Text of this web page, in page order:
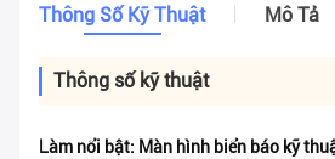
Thông Số Kỹ Thuật Mô Tả
Thông số kỹ thuật
Làm nổi bật: Màn hình biển báo kỹ